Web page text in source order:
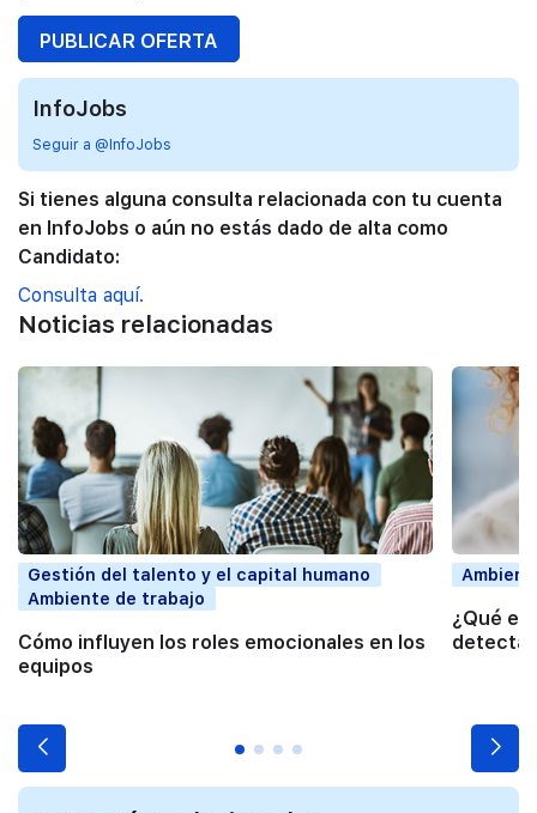
PUBLICAR OFERTA
InfoJobs
Seguir a @InfoJobs
Si tienes alguna consulta relacionada con tu cuenta
en InfoJobs o aún no estás dado de alta como
Candidato:
Consulta aquí.
Noticias relacionadas
Gestión del talento y el capital humano
Ambiente de trabajo
Cómo influyen los roles emocionales en los
equipos
¿Qué